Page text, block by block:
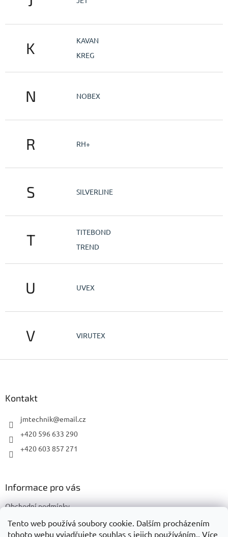
Tento web používá soubory cookie. Dalším procházením
tohoto webu vyjadřujete souhlas s jejich používáním.. Více
K
KAVAN
KREG
N NOBEX
R RH+
S SILVERLINE
T
TITEBOND
TREND
U UVEX
V VIRUTEX
Kontakt
jmtechnik@email.cz
+420 596 633 290
+420 603 857 271
Informace pro vás
Obchodní podmínky
Podmínky ochrany osobních údajů